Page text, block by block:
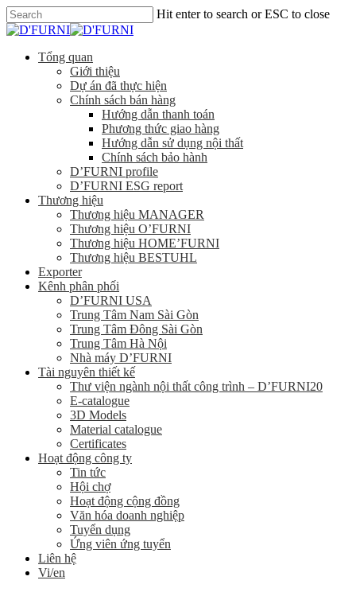
Hit enter to search or ESC to close
Tổng quan
Giới thiệu
Dự án đã thực hiện
Chính sách bán hàng
Hướng dẫn thanh toán
Phương thức giao hàng
Hướng dẫn sử dụng nội thất
Chính sách bảo hành
D’FURNI profile
D’FURNI ESG report
Thương hiệu
Thương hiệu MANAGER
Thương hiệu O’FURNI
Thương hiệu HOME’FURNI
Thương hiệu BESTUHL
Exporter
Kênh phân phối
D’FURNI USA
Trung Tâm Nam Sài Gòn
Trung Tâm Đông Sài Gòn
Trung Tâm Hà Nội
Nhà máy D’FURNI
Tài nguyên thiết kế
Thư viện ngành nội thất công trình – D’FURNI20
E-catalogue
3D Models
Material catalogue
Certificates
Hoạt động công ty
Tin tức
Hội chợ
Hoạt động cộng đồng
Văn hóa doanh nghiệp
Tuyển dụng
Ứng viên ứng tuyển
Liên hệ
Vi/en